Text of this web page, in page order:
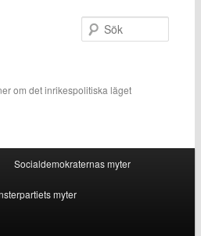
om det inrikespolitiska läget
Socialdemokraternas myter
myter